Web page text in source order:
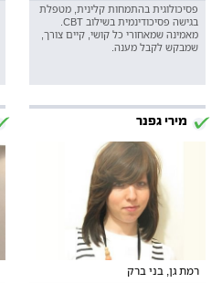
פסיכולוגית בהתמחות קלינית, מטפלת
בגישה פסיכודינמית בשילוב CBT.
מאמינה שמאחורי כל קושי, קיים צורך,
שמבקש לקבל מענה.
מירי גפנר
רמת גן, בני ברק